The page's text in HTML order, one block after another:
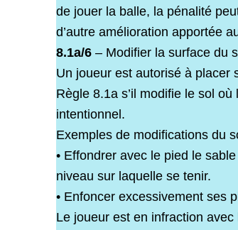
de jouer la balle, la pénalité
d’autre amélioration apportée
8.1a/6 – Modifier la surface du
Un joueur est autorisé à placer
Règle 8.1a s’il modifie le sol
intentionnel.
Exemples de modifications du
• Effondrer avec le pied le
niveau sur laquelle se tenir.
• Enfoncer excessivement ses
Le joueur est en infraction